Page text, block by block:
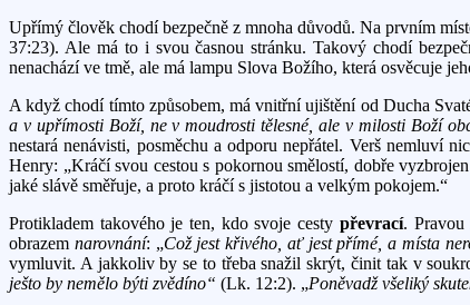
Upřímý člověk chodí bezpečně z mnoha důvodů. Na prvním
37:23). Ale má to i svou časnou stránku. Takový chodí
nenachází ve tmě, ale má lampu Slova Božího, která osvěcuje
A když chodí tímto způsobem, má vnitřní ujištění od Ducha
a v upřímosti Boží, ne v moudrosti tělesné, ale v milosti Boží
nestará nenávisti, posměchu a odporu nepřátel. Verš nemluví
Henry: „Kráčí svou cestou s pokornou smělostí, dobře
jaké slávě směřuje, a proto kráčí s jistotou a velkým pokojem.“
Protikladem takového je ten, kdo svoje cesty převrací. Pravou
obrazem narovnání: „Což jest křivého, ať jest přímé, a místa
vymluvit. A jakkoliv by se to třeba snažil skrýt, činit tak v
ješto by nemělo býti zvědíno“ (Lk. 12:2). „Poněvadž všeliký